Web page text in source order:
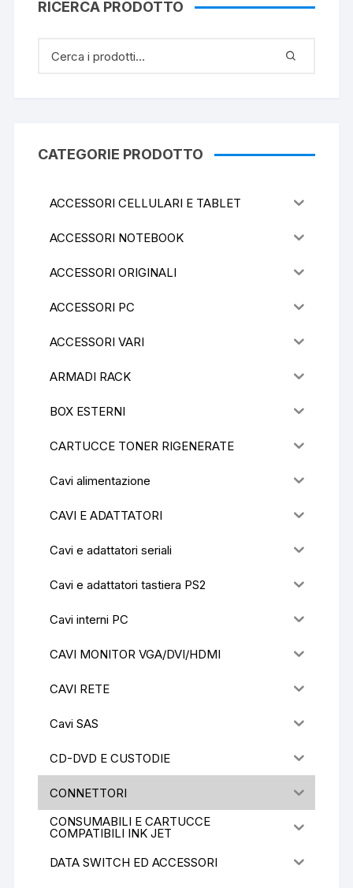
RICERCA PRODOTTO
CATEGORIE PRODOTTO
ACCESSORI CELLULARI E TABLET
ACCESSORI NOTEBOOK
ACCESSORI ORIGINALI
ACCESSORI PC
ACCESSORI VARI
ARMADI RACK
BOX ESTERNI
CARTUCCE TONER RIGENERATE
Cavi alimentazione
CAVI E ADATTATORI
Cavi e adattatori seriali
Cavi e adattatori tastiera PS2
Cavi interni PC
CAVI MONITOR VGA/DVI/HDMI
CAVI RETE
Cavi SAS
CD-DVD E CUSTODIE
CONNETTORI
CONSUMABILI E CARTUCCE
COMPATIBILI INK JET
DATA SWITCH ED ACCESSORI